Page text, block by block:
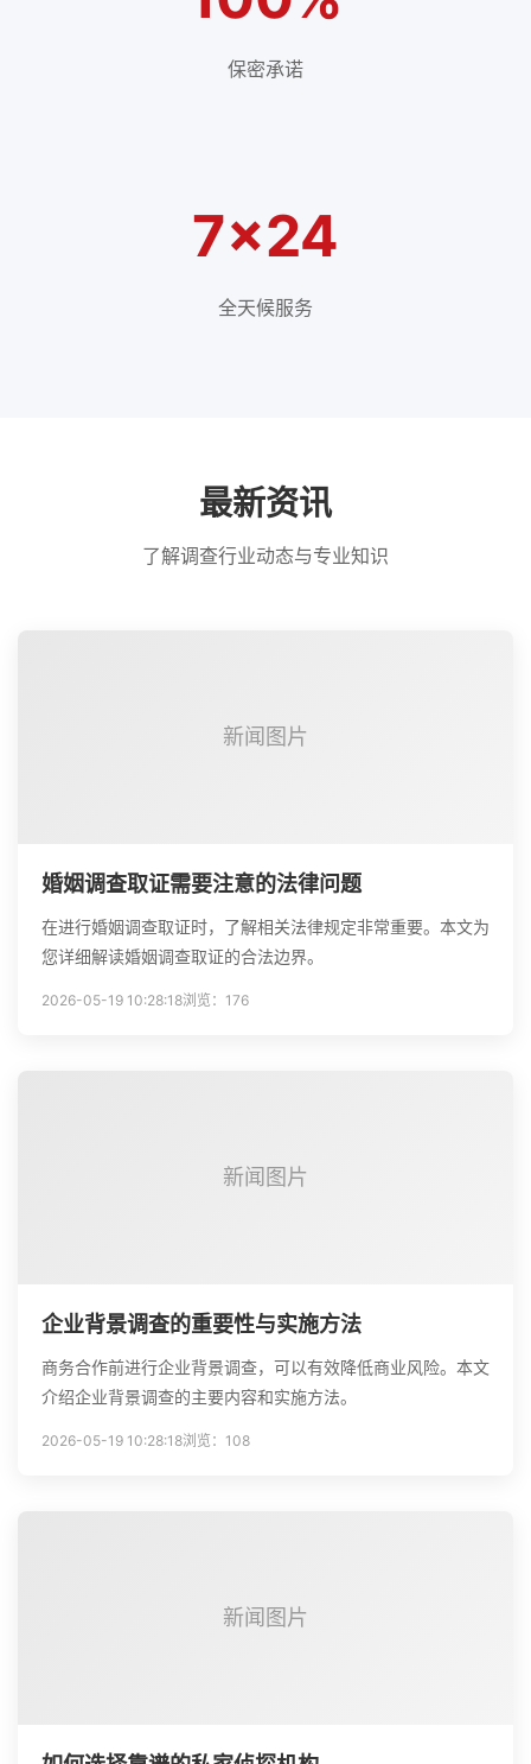
保密承诺
7×24
全天候服务
最新资讯
了解调查行业动态与专业知识
新闻图片
婚姻调查取证需要注意的法律问题
在进行婚姻调查取证时，了解相关法律规定非常重要。本文为
您详细解读婚姻调查取证的合法边界。
2026-05-19 10:28:18浏览：176
新闻图片
企业背景调查的重要性与实施方法
商务合作前进行企业背景调查，可以有效降低商业风险。本文
介绍企业背景调查的主要内容和实施方法。
2026-05-19 10:28:18浏览：108
新闻图片